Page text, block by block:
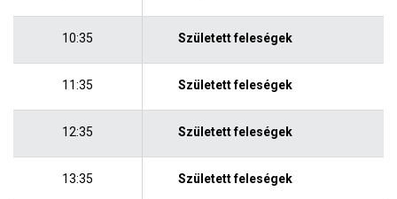
10:35 Született feleségek
11:35 Született feleségek
12:35 Született feleségek
13:35 Született feleségek